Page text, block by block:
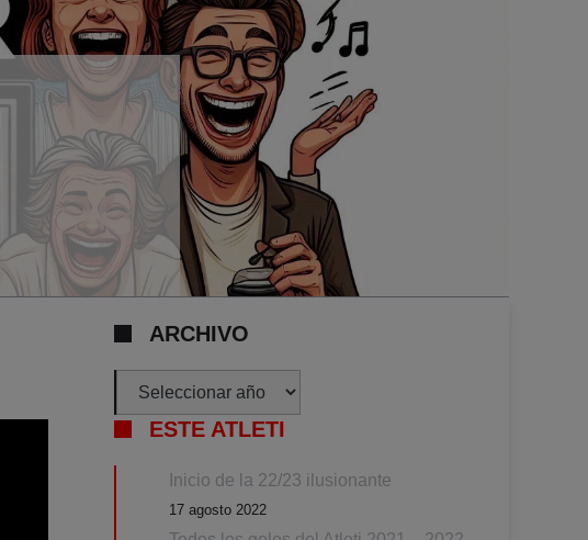
ARCHIVO
Archivos
ESTE ATLETI
Inicio de la 22/23 ilusionante
17 agosto 2022